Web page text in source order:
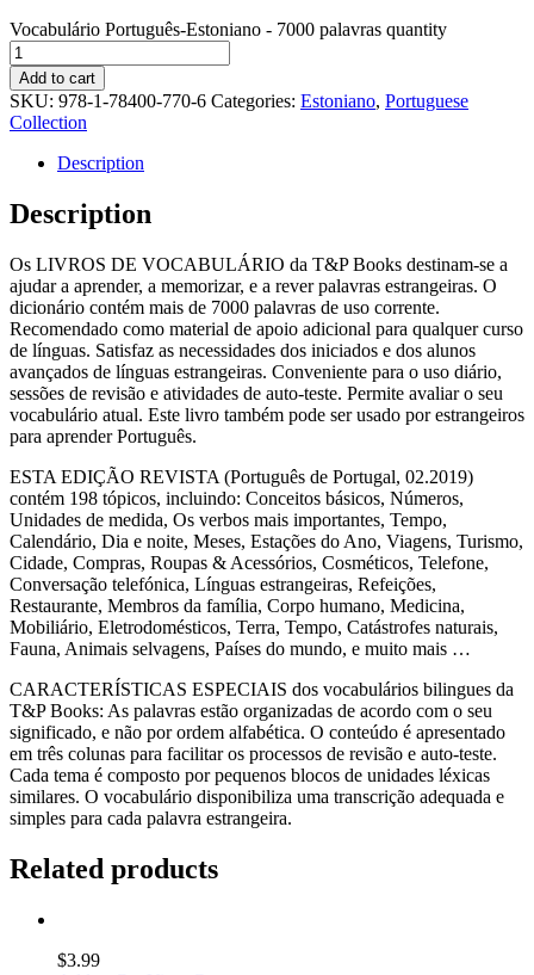
Vocabulário Português-Estoniano - 7000 palavras quantity
Add to cart
SKU: 978-1-78400-770-6 Categories: Estoniano, Portuguese
Collection
Description
Description
Os LIVROS DE VOCABULÁRIO da T&P Books destinam-se a
ajudar a aprender, a memorizar, e a rever palavras estrangeiras. O
dicionário contém mais de 7000 palavras de uso corrente.
Recomendado como material de apoio adicional para qualquer curso
de línguas. Satisfaz as necessidades dos iniciados e dos alunos
avançados de línguas estrangeiras. Conveniente para o uso diário,
sessões de revisão e atividades de auto-teste. Permite avaliar o seu
vocabulário atual. Este livro também pode ser usado por estrangeiros
para aprender Português.
ESTA EDIÇÃO REVISTA (Português de Portugal, 02.2019)
contém 198 tópicos, incluindo: Conceitos básicos, Números,
Unidades de medida, Os verbos mais importantes, Tempo,
Calendário, Dia e noite, Meses, Estações do Ano, Viagens, Turismo,
Cidade, Compras, Roupas & Acessórios, Cosméticos, Telefone,
Conversação telefónica, Línguas estrangeiras, Refeições,
Restaurante, Membros da família, Corpo humano, Medicina,
Mobiliário, Eletrodomésticos, Terra, Tempo, Catástrofes naturais,
Fauna, Animais selvagens, Países do mundo, e muito mais …
CARACTERÍSTICAS ESPECIAIS dos vocabulários bilingues da
T&P Books: As palavras estão organizadas de acordo com o seu
significado, e não por ordem alfabética. O conteúdo é apresentado
em três colunas para facilitar os processos de revisão e auto-teste.
Cada tema é composto por pequenos blocos de unidades léxicas
similares. O vocabulário disponibiliza uma transcrição adequada e
simples para cada palavra estrangeira.
Related products
$3.99